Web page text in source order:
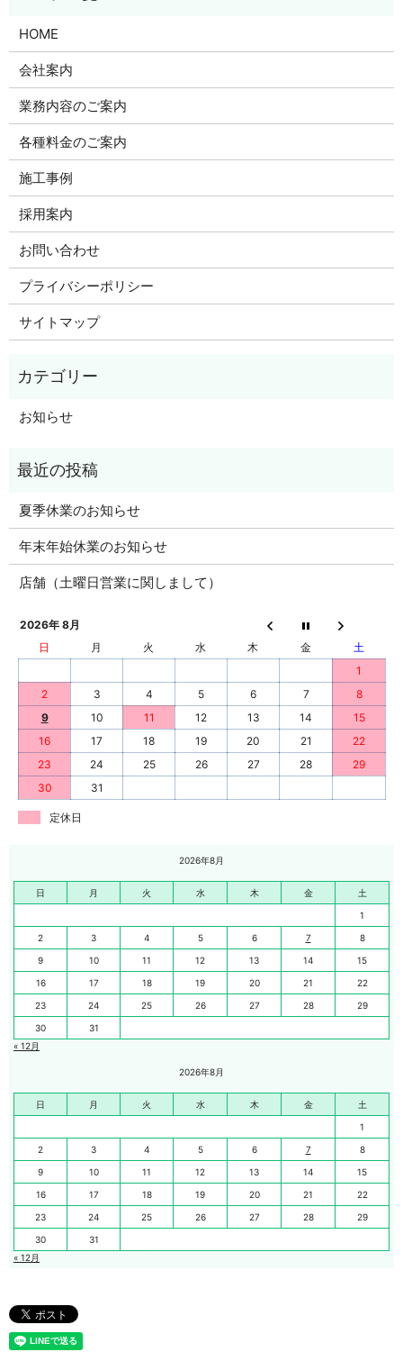
HOME
会社案内
業務内容のご案内
各種料金のご案内
施工事例
採用案内
お問い合わせ
プライバシーポリシー
サイトマップ
お知らせ
夏季休業のお知らせ
年末年始休業のお知らせ
店舗（土曜日営業に関しまして）
2026年 8月
日
月 火 水 木 金
土
1
2
3 4 5 6 7
8
9
10 11 12 13 14
15
16
17 18 19 20 21
22
23
24 25 26 27 28
29
30
31
定休日
2026年8月
日 月 火 水 木 金 土
1
2 3 4 5 6 7 8
9 10 11 12 13 14 15
16 17 18 19 20 21 22
23 24 25 26 27 28 29
30
31
« 12月
2026年8月
日 月 火 水 木 金 土
1
2 3 4 5 6 7 8
9 10 11 12 13 14 15
16 17 18 19 20 21 22
23 24 25 26 27 28 29
30
31
« 12月